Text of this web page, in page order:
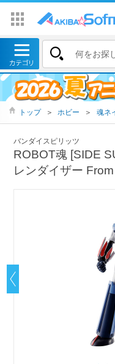
トップ ＞ ホビー ＞ 魂ネ
バンダイスピリッツ
ROBOT魂 [SIDE
レンダイザー